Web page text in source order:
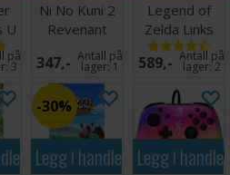
U
på
3
Ni No Kuni 2
Revenant
Kingdom
Switch
347,- Antall på
lager:1
Legend of
Zelda Links
Awakening
Switch
589,- Antall på
lager:2
Legg i handlekurven
30%
Legg i